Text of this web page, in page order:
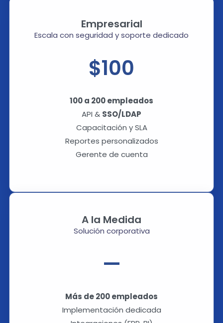
Empresarial
Escala con seguridad y soporte dedicado
$100
100 a 200 empleados
API & SSO/LDAP
Capacitación y SLA
Reportes personalizados
Gerente de cuenta
A la Medida
Solución corporativa
—
Más de 200 empleados
Implementación dedicada